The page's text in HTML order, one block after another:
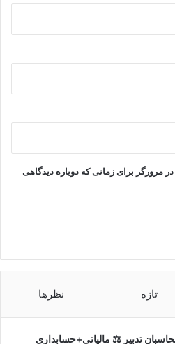
مرورگر برای زمانی که دوباره دیدگاهی
تازه نظرها
تدبیر ⚖️ مالیاتی+حسابداری